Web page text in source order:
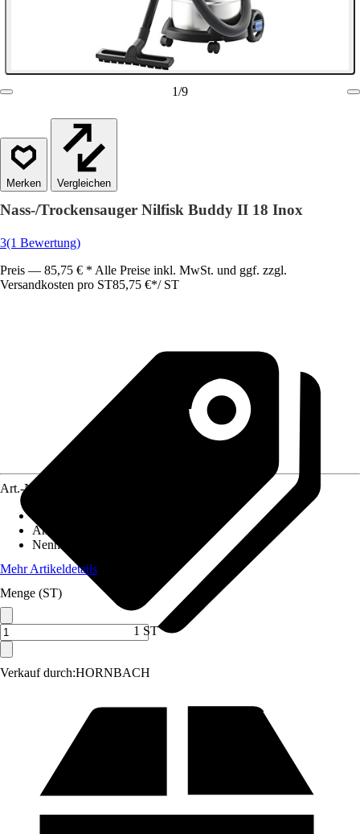
1/9
Vergleichen
Nass-/Trockensauger Nilfisk Buddy II 18 Inox
3(1 Bewertung)
Preis — 85,75 € * Alle Preise inkl. MwSt. und ggf. zzgl.
Versandkosten pro ST85,75 €*/ ST
Verkauf durch:HORNBACH
Art.-Nr.
Antriebsart
Nennaufnahmeleistung
Mehr Artikeldetails
Menge (ST)
1 ST